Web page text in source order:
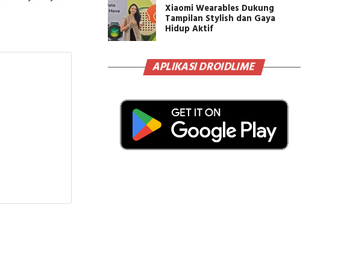
Xiaomi Wearables Dukung
Tampilan Stylish dan Gaya
Hidup Aktif
APLIKASI DROIDLIME